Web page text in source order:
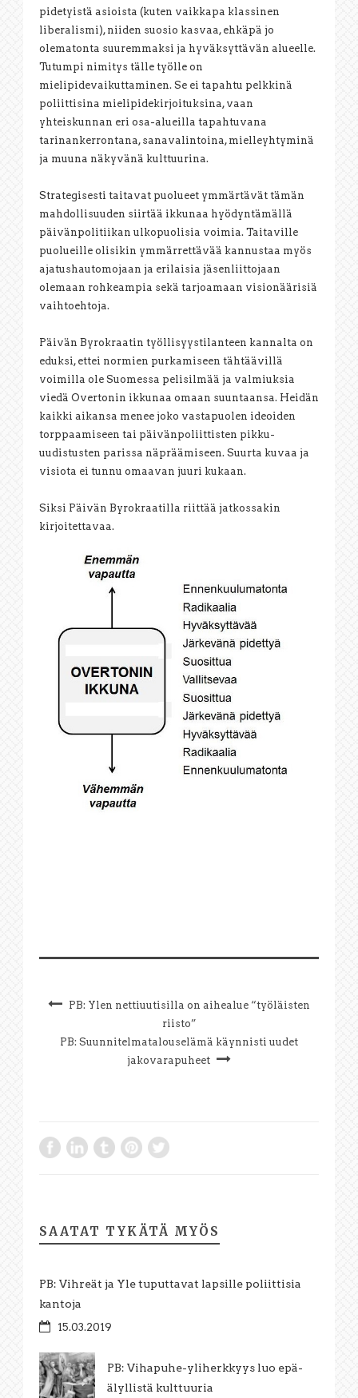
pidetyistä asioista (kuten vaikkapa klassinen
liberalismi), niiden suosio kasvaa, ehkäpä jo
olematonta suuremmaksi ja hyväksyttävän alueelle.
Tutumpi nimitys tälle työlle on
mielipidevaikuttaminen. Se ei tapahtu pelkkinä
poliittisina mielipidekirjoituksina, vaan
yhteiskunnan eri osa-alueilla tapahtuvana
tarinankerrontana, sanavalintoina, mielleyhtyminä
ja muuna näkyvänä kulttuurina.
Strategisesti taitavat puolueet ymmärtävät tämän
mahdollisuuden siirtää ikkunaa hyödyntämällä
päivänpolitiikan ulkopuolisia voimia. Taitaville
puolueille olisikin ymmärrettävää kannustaa myös
ajatushautomojaan ja erilaisia jäsenliittojaan
olemaan rohkeampia sekä tarjoamaan visionäärisiä
vaihtoehtoja.
Päivän Byrokraatin työllisyystilanteen kannalta on
eduksi, ettei normien purkamiseen tähtäävillä
voimilla ole Suomessa pelisilmää ja valmiuksia
viedä Overtonin ikkunaa omaan suuntaansa. Heidän
kaikki aikansa menee joko vastapuolen ideoiden
torppaamiseen tai päivänpoliittisten pikku-
uudistusten parissa näpräämiseen. Suurta kuvaa ja
visiota ei tunnu omaavan juuri kukaan.
Siksi Päivän Byrokraatilla riittää jatkossakin
kirjoitettavaa.
PB: Ylen nettiuutisilla on aihealue “työläisten
riisto”
PB: Suunnitelmatalouselämä käynnisti uudet
jakovarapuheet
SAATAT TYKÄTÄ MYÖS
PB: Vihreät ja Yle tuputtavat lapsille poliittisia
kantoja
15.03.2019
PB: Vihapuhe-yliherkkyys luo epä-
älyllistä kulttuuria